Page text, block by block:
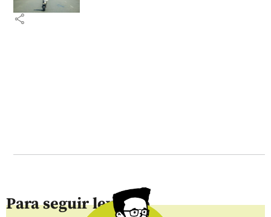
share
Para seguir leyendo